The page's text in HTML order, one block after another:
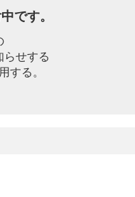
です。
らせする
する。